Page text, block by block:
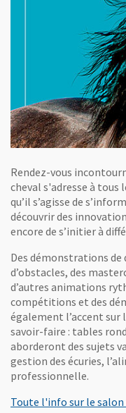
Rendez-vous
cheval s'adresse à tous
qu’il s’agisse de
découvrir des
encore de s’initier à
Des démonstrations de
d’obstacles, des
d’autres animations
compétitions et des
également l’accent sur
savoir-faire : tables
aborderont des sujets
gestion des écuries,
professionnelle.
Toute l'info sur le salon